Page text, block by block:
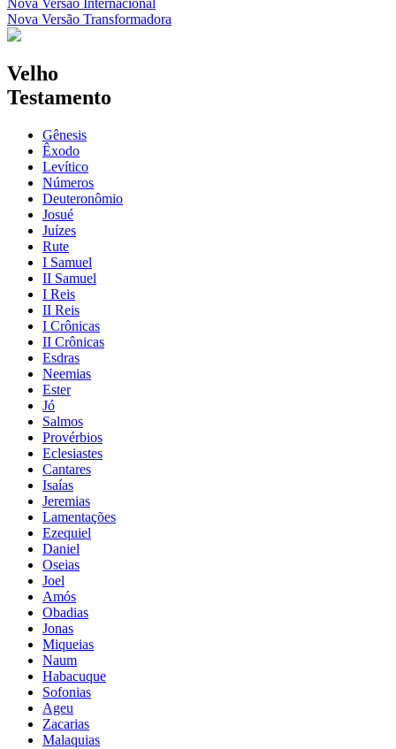
Nova Versão Transformadora
Velho
Testamento
Gênesis
Êxodo
Levítico
Números
Deuteronômio
Josué
Juízes
Rute
I Samuel
II Samuel
I Reis
II Reis
I Crônicas
II Crônicas
Esdras
Neemias
Ester
Jó
Salmos
Provérbios
Eclesiastes
Cantares
Isaías
Jeremias
Lamentações
Ezequiel
Daniel
Oseias
Joel
Amós
Obadias
Jonas
Miqueias
Naum
Habacuque
Sofonias
Ageu
Zacarias
Malaquias